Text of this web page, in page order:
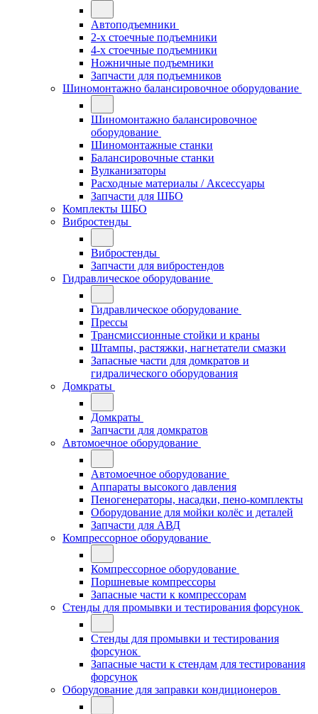
Автоподъемники
2-х стоечные подъемники
4-х стоечные подъемники
Ножничные подъемники
Запчасти для подъемников
Шиномонтажно балансировочное оборудование
Шиномонтажно балансировочное
оборудование
Шиномонтажные станки
Балансировочные станки
Вулканизаторы
Расходные материалы / Аксессуары
Запчасти для ШБО
Комплекты ШБО
Вибростенды
Вибростенды
Запчасти для вибростендов
Гидравлическое оборудование
Гидравлическое оборудование
Прессы
Трансмиссионные стойки и краны
Штампы, растяжки, нагнетатели смазки
Запасные части для домкратов и
гидралического оборудования
Домкраты
Домкраты
Запчасти для домкратов
Автомоечное оборудование
Автомоечное оборудование
Аппараты высокого давления
Пеногенераторы, насадки, пено-комплекты
Оборудование для мойки колёс и деталей
Запчасти для АВД
Компрессорное оборудование
Компрессорное оборудование
Поршневые компрессоры
Запасные части к компрессорам
Стенды для промывки и тестирования форсунок
Стенды для промывки и тестирования
форсунок
Запасные части к стендам для тестирования
форсунок
Оборудование для заправки кондиционеров